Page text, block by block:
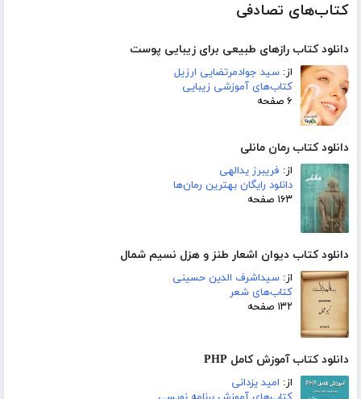
کتاب‌های تصادفی
دانلود کتاب رازهای طبیعی برای زیبایی پوست
از: سید جوادمرتضایی ارزیل
کتاب‌های آموزشی زیبایی
۶ صفحه
دانلود کتاب رمان مانلی
از: فریبرز یدالهی
دانلود رایگان بهترین رمان‌ها
۱۶۳ صفحه
دانلود کتاب دیوان اشعار طنز و هزل نسیم شمال
از: سیداشرف الدین حسینی
کتاب‌های شعر
۱۳۲ صفحه
دانلود کتاب آموزش کامل PHP
از: امید یزدانی